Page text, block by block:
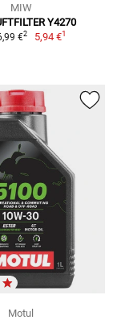
MIW
Y4270
€2 5,94 €1
Motul